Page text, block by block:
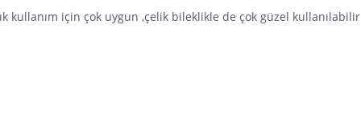
kullanım için çok uygun ,çelik bileklikle de çok güzel kullanılabilir